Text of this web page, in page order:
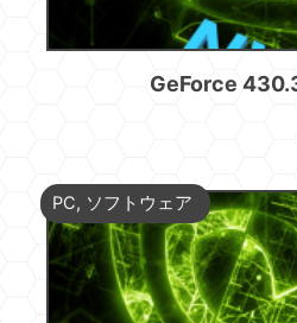
GeForce
PC, ソフトウェア